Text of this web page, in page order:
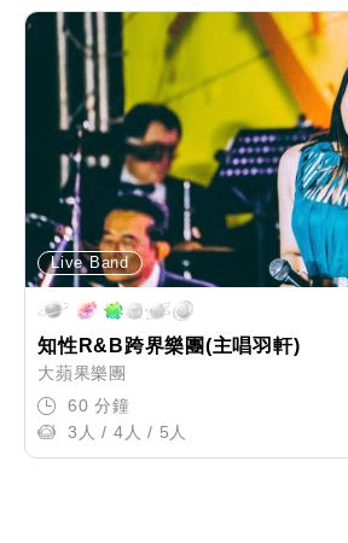
Live Band
知性R&B跨界樂團(主唱羽軒)
大蘋果樂團
60 分鐘
3人 / 4人 / 5人